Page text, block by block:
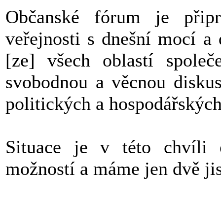
Občanské fórum je
veřejnosti s dnešní mocí
[ze] všech oblastí
svobodnou a věcnou
politických a
Situace je v této chvíli
možností a máme jen dvě